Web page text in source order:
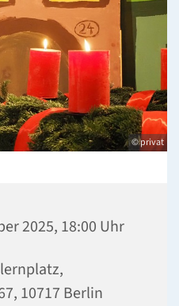
© privat
2025, 18:00 Uhr
10717 Berlin